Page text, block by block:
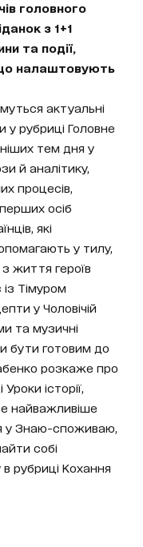
головного
з 1+1
та події,
налаштовують
актуальні
у рубриці Головне
тем дня у
й аналітику,
процесів,
осіб
які
у тилу,
життя героїв
Тімуром
у Чоловічій
та музичні
бути готовим до
розкаже про
історії,
найважливіше
у Знаю-споживаю,
собі
рубриці Кохання